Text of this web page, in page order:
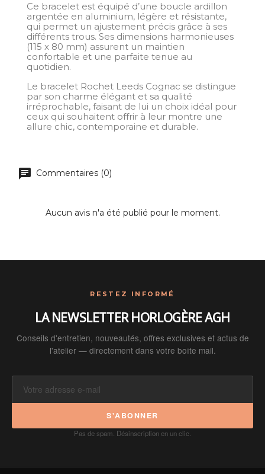
Ce bracelet est équipé d’une boucle ardillon
argentée en aluminium, légère et résistante,
qui permet un ajustement précis grâce à ses
différents trous. Ses dimensions harmonieuses
(115 x 80 mm) assurent un maintien
confortable et une parfaite tenue au
quotidien.
Le bracelet Rochet Leeds Cognac se distingue
par son charme élégant et sa qualité
irréprochable, faisant de lui un choix idéal pour
ceux qui souhaitent offrir à leur montre une
allure chic, contemporaine et durable.
Commentaires (0)
Aucun avis n'a été publié pour le moment.
RESTEZ INFORMÉ
LA NEWSLETTER HORLOGÈRE AGH
Conseils d'entretien, nouveautés, offres exclusives et actus de
l'atelier — directement dans votre boîte mail.
S'ABONNER
Pas de spam. Désinscription en un clic.